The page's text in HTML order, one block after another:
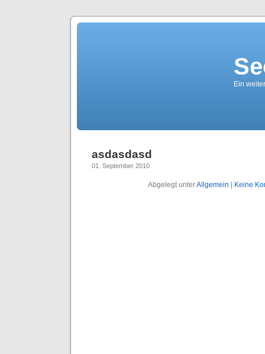
Ein
asdasdasd
01. September 2010
Abgelegt unterAllgemein Keine